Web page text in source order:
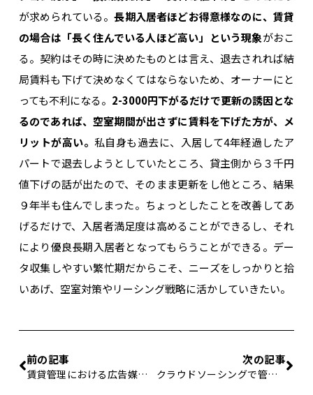
が求められている。長期入居者ほどお得意様なのに、賃貸
の場合は「長く住んでいる人ほど高い」という現象がおこ
る。契約はその時に決めたものとは言え、退去されれば結
局賃料も下げて決めなくてはならないため、オーナーにと
っても不利になる。 2-3000円下がるだけで更新の誘因とな
るのであれば、空室期間が出さずに賃料を下げた方が、メ
リットが高い。私自身も過去に、入居して4年経過したア
パートで退去しようとしていたところ、貸主側から３千円
値下げの話が出たので、そのまま更新をし他ところ、結果
９年半も住んでしまった。ちょっとしたことを改善してあ
げるだけで、入居者満足度は高めることができるし、それ
により優良長期入居者となってもらうことができる。デー
タ収集しやすい繁忙期だからこそ、ニーズをしっかりと拾
いあげ、空室対策やリーシング戦略に活かしていきたい。
前の記事
賃貸管理における広告媒体（メディア）の相乗効果
次の記事
クラウドソーシングで管理業務の生産性をあげる